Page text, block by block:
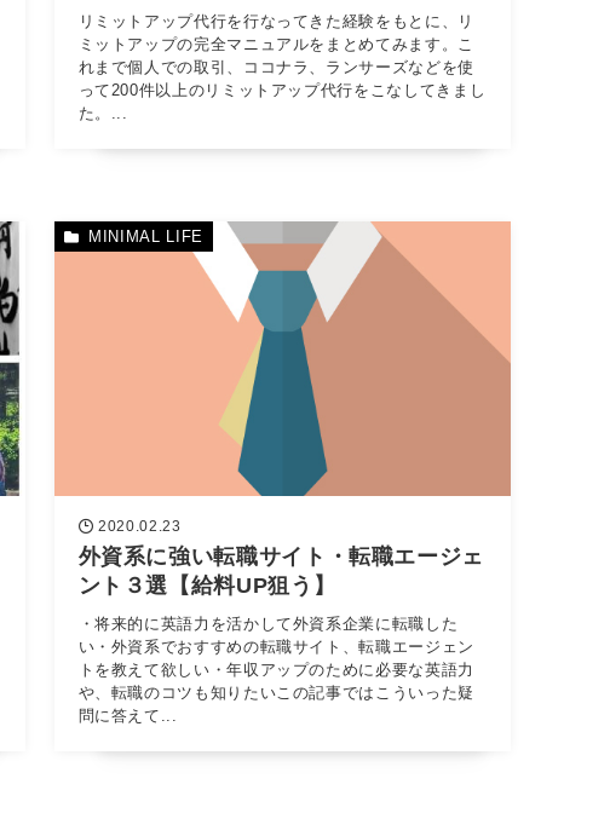
リミットアップ代行を行なってきた経験をもとに、リ
ミットアップの完全マニュアルをまとめてみます。こ
れまで個人での取引、ココナラ、ランサーズなどを使
って200件以上のリミットアップ代行をこなしてきまし
た。...
2020.02.23
外資系に強い転職サイト・転職エージェ
ント３選【給料UP狙う】
・将来的に英語力を活かして外資系企業に転職した
い・外資系でおすすめの転職サイト、転職エージェン
トを教えて欲しい・年収アップのために必要な英語力
や、転職のコツも知りたいこの記事ではこういった疑
問に答えて...
MINIMAL LIFE